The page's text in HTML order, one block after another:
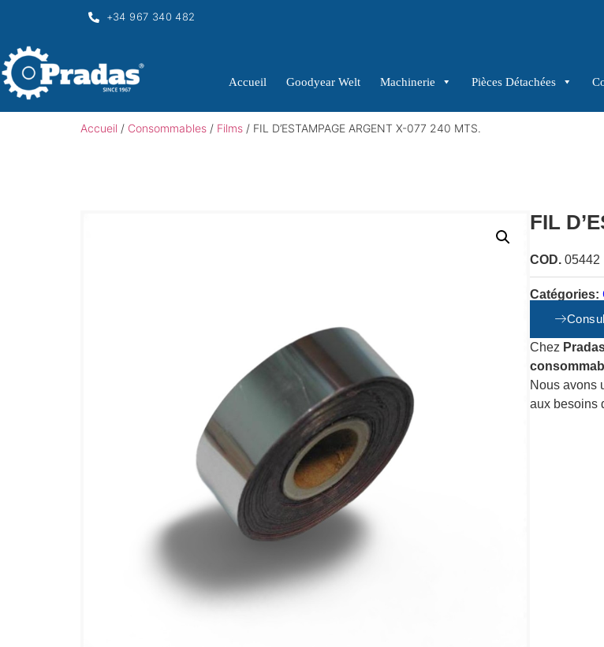
+34 967 340 482
Accueil Goodyear Welt Machinerie Pièces Détachées
Accueil / Consommables / Films / FIL D’ESTAMPAGE ARGENT X-077 240 MTS.
FIL
COD. 05442
Catégories:
Chez
Nous avons
aux besoins